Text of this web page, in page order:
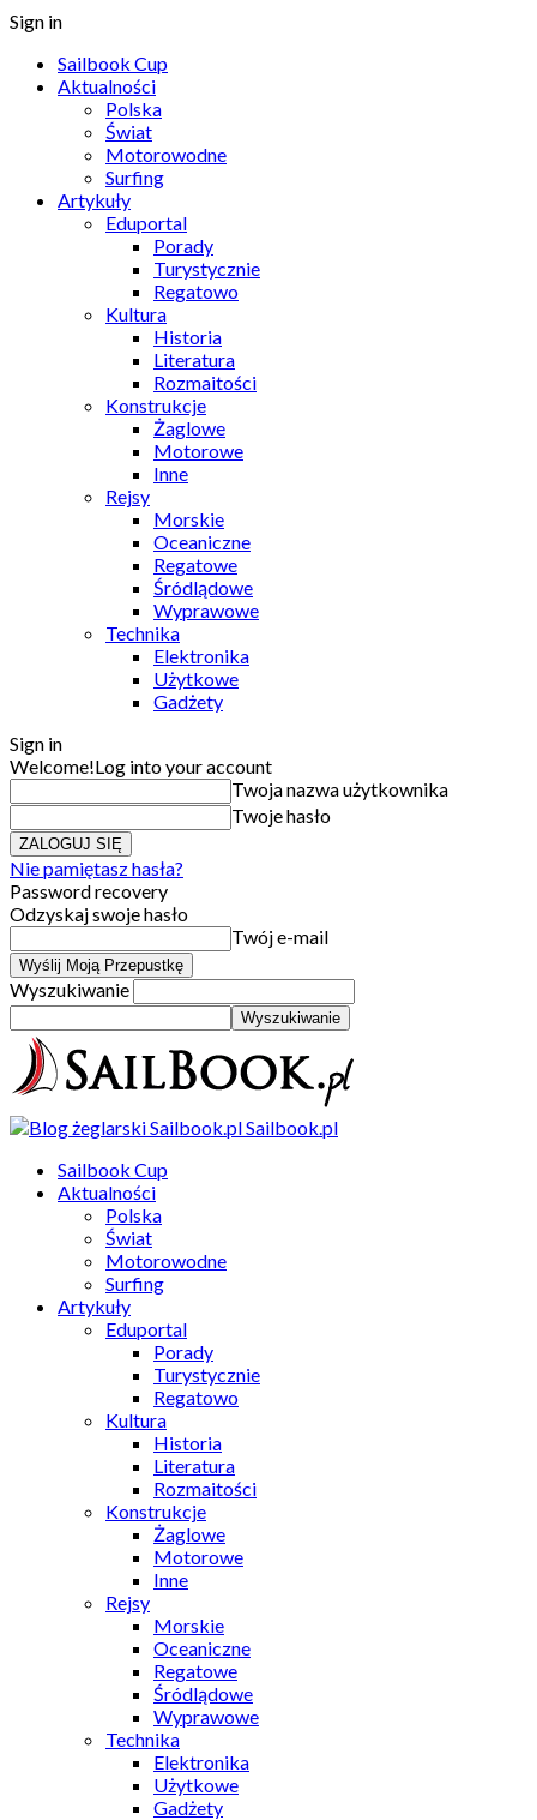
Sign in
Sailbook Cup
Aktualności
Polska
Świat
Motorowodne
Surfing
Artykuły
Eduportal
Porady
Turystycznie
Regatowo
Kultura
Historia
Literatura
Rozmaitości
Konstrukcje
Żaglowe
Motorowe
Inne
Rejsy
Morskie
Oceaniczne
Regatowe
Śródlądowe
Wyprawowe
Technika
Elektronika
Użytkowe
Gadżety
Sign in
Welcome!Log into your account
Twoja nazwa użytkownika
Twoje hasło
Nie pamiętasz hasła?
Password recovery
Odzyskaj swoje hasło
Twój e-mail
Wyszukiwanie
Sailbook.pl
Sailbook Cup
Aktualności
Polska
Świat
Motorowodne
Surfing
Artykuły
Eduportal
Porady
Turystycznie
Regatowo
Kultura
Historia
Literatura
Rozmaitości
Konstrukcje
Żaglowe
Motorowe
Inne
Rejsy
Morskie
Oceaniczne
Regatowe
Śródlądowe
Wyprawowe
Technika
Elektronika
Użytkowe
Gadżety